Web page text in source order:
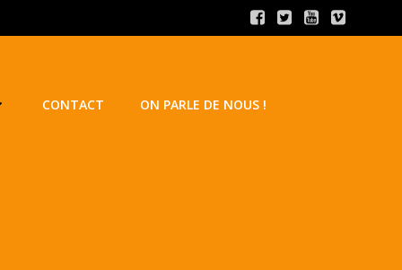
CONTACT ON PARLE DE NOUS !